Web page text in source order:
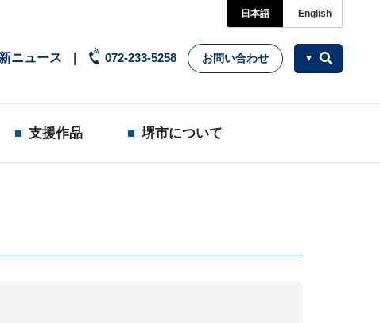
日本語 English
ニュース 072-233-5258 お問い合わせ
支援作品 堺市について